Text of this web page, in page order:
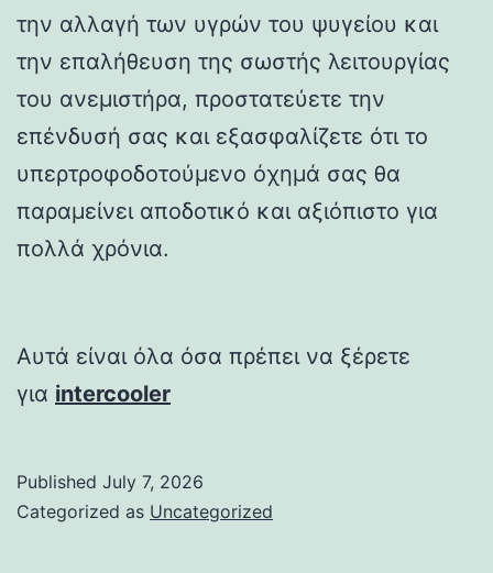
την αλλαγή των υγρών του ψυγείου και
την επαλήθευση της σωστής λειτουργίας
του ανεμιστήρα, προστατεύετε την
επένδυσή σας και εξασφαλίζετε ότι το
υπερτροφοδοτούμενο όχημά σας θα
παραμείνει αποδοτικό και αξιόπιστο για
πολλά χρόνια.
Αυτά είναι όλα όσα πρέπει να ξέρετε
για intercooler
Published July 7, 2026
Categorized as Uncategorized